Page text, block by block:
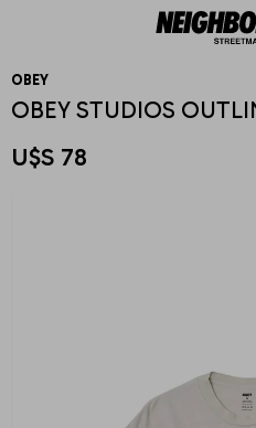
OBEY
OBEY STUDIOS
U$S 78